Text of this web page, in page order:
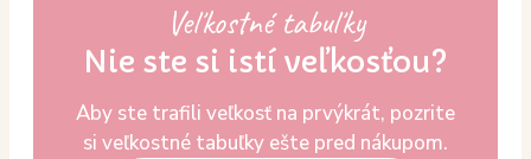
Veľkostné tabuľky
Nie ste si istí veľkosťou?
Aby ste trafili veľkosť na prvýkrát, pozrite
si veľkostné tabuľky ešte pred nákupom.